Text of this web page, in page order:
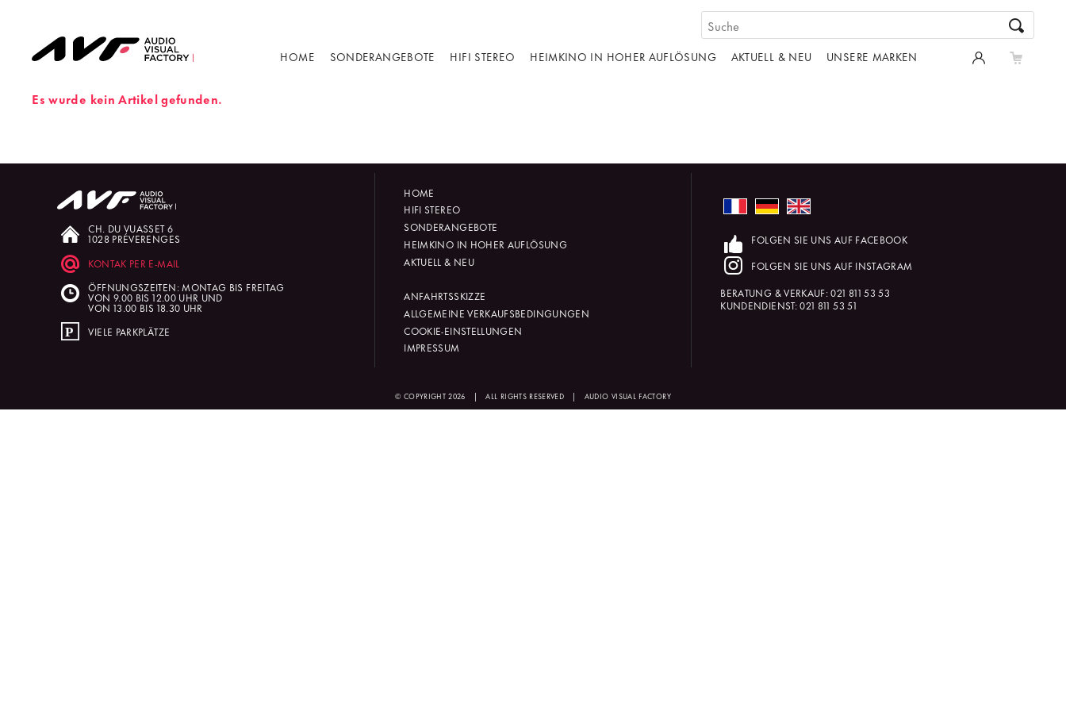
HOME SONDERANGEBOTE HIFI STEREO HEIMKINO IN HOHER AUFLÖSUNG AKTUELL & NEU UNSERE MARKEN
Es wurde kein Artikel gefunden.
CH. DU VUASSET 6
1028 PRÉVERENGES
KONTAK PER E-MAIL
ÖFFNUNGSZEITEN: MONTAG BIS FREITAG
VON 9.00 BIS 12.00 UHR UND
VON 13.00 BIS 18.30 UHR
VIELE PARKPLÄTZE
HOME
HIFI STEREO
SONDERANGEBOTE
HEIMKINO IN HOHER AUFLÖSUNG
AKTUELL & NEU
ANFAHRTSSKIZZE
ALLGEMEINE VERKAUFSBEDINGUNGEN
COOKIE-EINSTELLUNGEN
IMPRESSUM
FOLGEN SIE UNS AUF FACEBOOK
FOLGEN SIE UNS AUF INSTAGRAM
BERATUNG & VERKAUF:021 811 53 53
KUNDENDIENST:021 811 53 51
© COPYRIGHT 2026 | ALL RIGHTS RESERVED | AUDIO VISUAL FACTORY